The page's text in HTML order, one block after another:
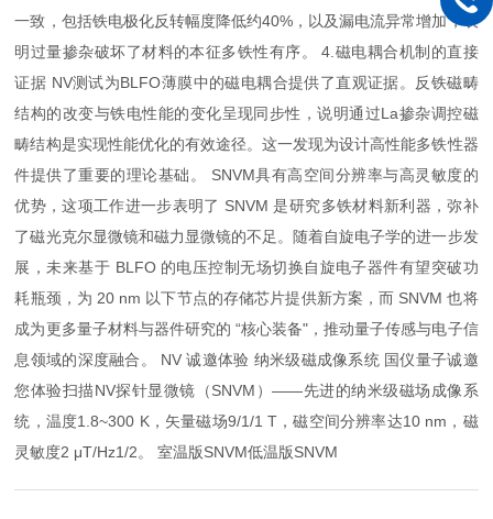
一致，包括铁电极化反转幅度降低约40%，以及漏电流异常增加，表
明过量掺杂破坏了材料的本征多铁性有序。 4.磁电耦合机制的直接
证据 NV测试为BLFO薄膜中的磁电耦合提供了直观证据。反铁磁畴
结构的改变与铁电性能的变化呈现同步性，说明通过La掺杂调控磁
畴结构是实现性能优化的有效途径。这一发现为设计高性能多铁性器
件提供了重要的理论基础。 SNVM具有高空间分辨率与高灵敏度的
优势，这项工作进一步表明了 SNVM 是研究多铁材料新利器，弥补
了磁光克尔显微镜和磁力显微镜的不足。随着自旋电子学的进一步发
展，未来基于 BLFO 的电压控制无场切换自旋电子器件有望突破功
耗瓶颈，为 20 nm 以下节点的存储芯片提供新方案，而 SNVM 也将
成为更多量子材料与器件研究的 “核心装备"，推动量子传感与电子信
息领域的深度融合。 NV 诚邀体验 纳米级磁成像系统 国仪量子诚邀
您体验扫描NV探针显微镜（SNVM）——先进的纳米级磁场成像系
统，温度1.8~300 K，矢量磁场9/1/1 T，磁空间分辨率达10 nm，磁
灵敏度2 μT/Hz1/2。 室温版SNVM低温版SNVM